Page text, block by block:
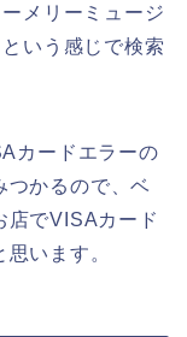
メリーミュージ
いう感じで検索
カードエラーの
つかるので、ベ
店でVISAカード
います。